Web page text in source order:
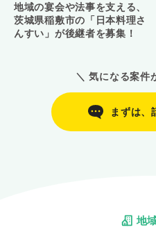
地域の宴会や法事を支える、
茨城県稲敷市の「日本料理さ
んすい」が後継者を募集！
＼ 気になる案件
まずは、
地